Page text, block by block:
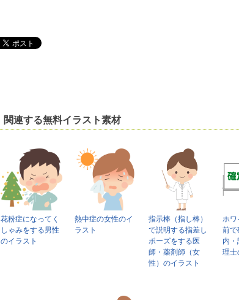
関連する無料イラスト素材
花粉症になってく
しゃみをする男性
のイラスト
熱中症の女性のイ
ラスト
指示棒（指し棒）
で説明する指差し
ポーズをする医
師・薬剤師（女
性）のイラスト
ホワ
前で
内
理士